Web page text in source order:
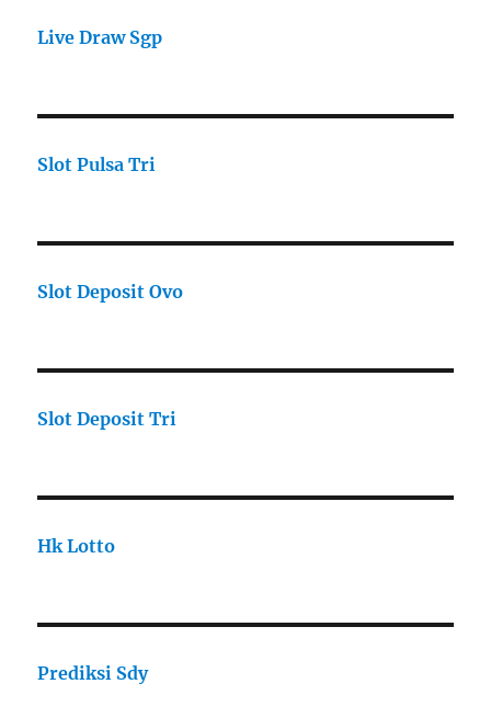
Live Draw Sgp
Slot Pulsa Tri
Slot Deposit Ovo
Slot Deposit Tri
Hk Lotto
Prediksi Sdy